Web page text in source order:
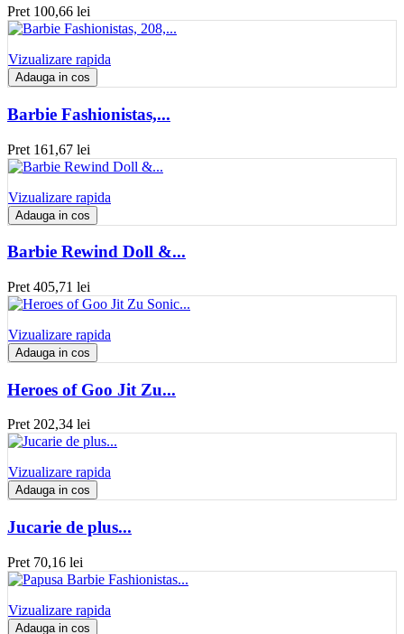
Pret 100,66 lei
Vizualizare rapida
Adauga in cos
Barbie Fashionistas,...
Pret 161,67 lei
Vizualizare rapida
Adauga in cos
Barbie Rewind Doll &...
Pret 405,71 lei
Vizualizare rapida
Adauga in cos
Heroes of Goo Jit Zu...
Pret 202,34 lei
Vizualizare rapida
Adauga in cos
Jucarie de plus...
Pret 70,16 lei
Vizualizare rapida
Adauga in cos